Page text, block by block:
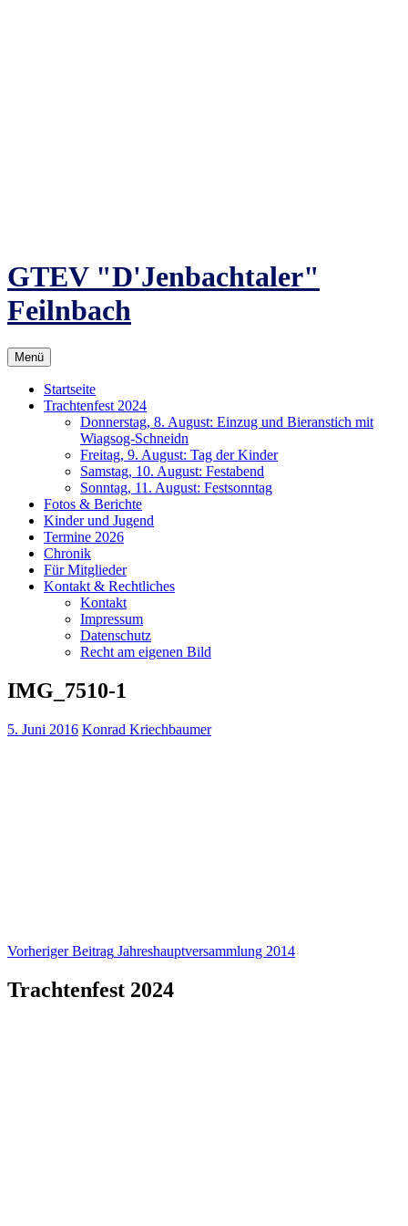
GTEV "D'Jenbachtaler"
Feilnbach
Menü
Startseite
Trachtenfest 2024
Donnerstag, 8. August: Einzug und Bieranstich mit
Wiagsog-Schneidn
Freitag, 9. August: Tag der Kinder
Samstag, 10. August: Festabend
Sonntag, 11. August: Festsonntag
Fotos & Berichte
Kinder und Jugend
Termine 2026
Chronik
Für Mitglieder
Kontakt & Rechtliches
Kontakt
Impressum
Datenschutz
Recht am eigenen Bild
IMG_7510-1
5. Juni 2016 Konrad Kriechbaumer
Beitragsnavigation
Vorheriger Beitrag Jahreshauptversammlung 2014
Trachtenfest 2024